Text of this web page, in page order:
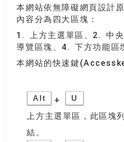
本網站依無障礙網頁設計
內容分為四大區塊：
1. 上方主選單區、2. 中
導覽區塊、4. 下方功能區
本網站的快速鍵
Alt + U
上方主選單區，此區塊
結。